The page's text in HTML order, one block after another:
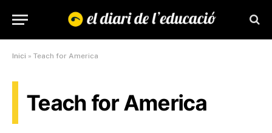
Inici » Teach for America
Teach for America